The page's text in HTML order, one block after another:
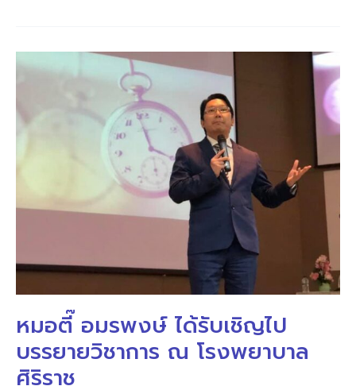
หมอตี๊ อมรพงษ์ ได้รับเชิญไป
บรรยายวิชาการ ณ โรงพยาบาล
ศิริราช
หมอ
รพงษ์
รับ
ไป
ณ
โรง
พยาบาล